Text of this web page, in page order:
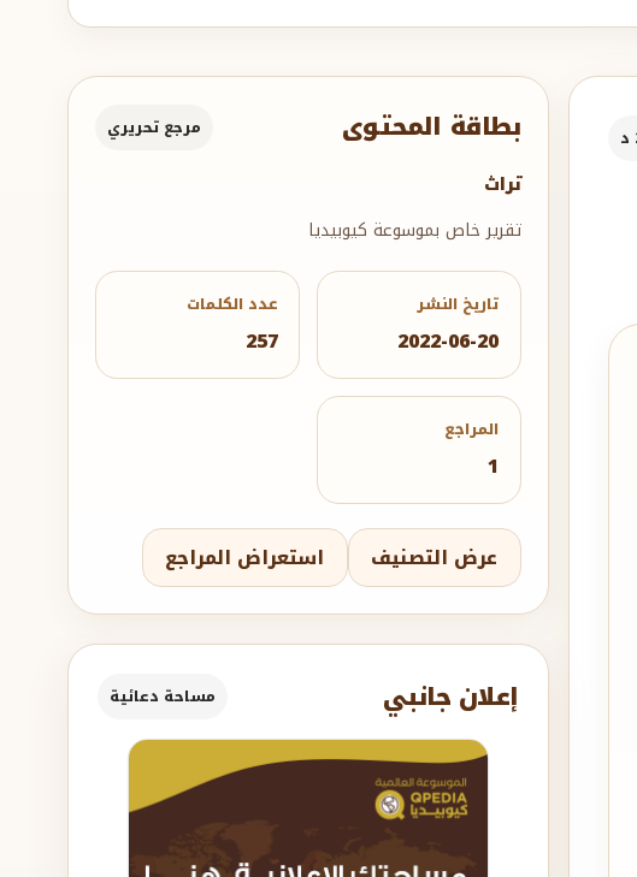
بطاقة المحتوى مرجع تحريري
تراث
تقرير خاص بموسوعة كيوبيديا
تاريخ النشر
2022-06-20
عدد الكلمات
257
المراجع
1
عرض التصنيف استعراض المراجع
إعلان جانبي مساحة دعائية